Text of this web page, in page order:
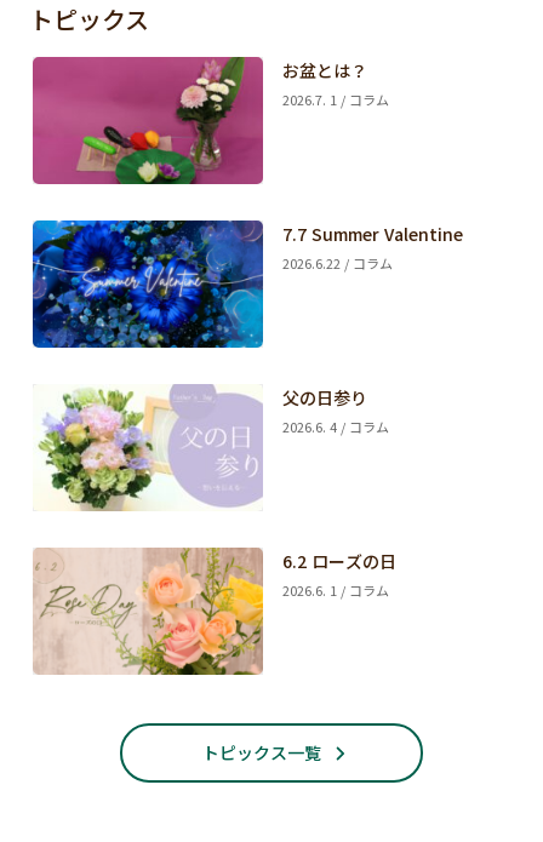
トピックス
お盆とは？
2026.7. 1 / コラム
7.7 Summer Valentine
2026.6.22 / コラム
父の日参り
2026.6. 4 / コラム
6.2 ローズの日
2026.6. 1 / コラム
トピックス一覧